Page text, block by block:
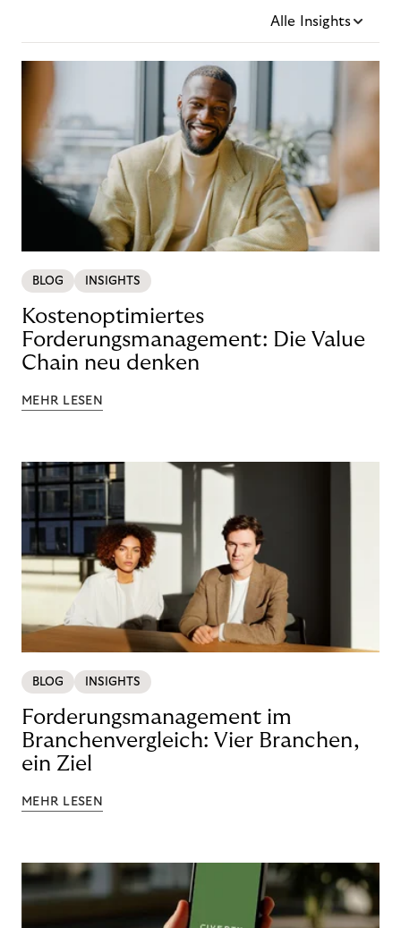
Alle Insights
BLOG INSIGHTS
Kostenoptimiertes
Forderungsmanagement: Die Value
Chain neu denken
MEHR LESEN
BLOG INSIGHTS
Forderungsmanagement im
Branchenvergleich: Vier Branchen,
ein Ziel
MEHR LESEN